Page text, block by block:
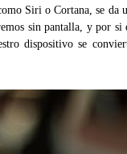
Siri o Cortana, se da
sin pantalla, y por si
dispositivo se